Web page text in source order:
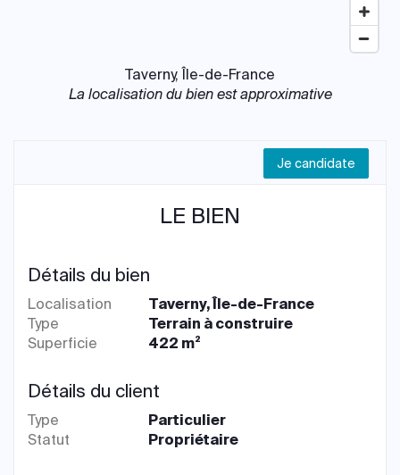
Taverny, Île-de-France
La localisation du bien est approximative
Je candidate
LE BIEN
Détails du bien
Localisation
Taverny, Île-de-France
Type
Terrain à construire
Superficie
422 m²
Détails du client
Type
Particulier
Statut
Propriétaire